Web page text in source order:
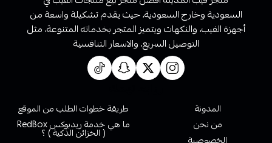
السعودية وخارج السعودية، حيث يقدم تشكيلة واسعة من
أجهزة الفيب، والنكهات ويتميز المتجر بخدماته المتنوعة، مثل
التوصيل السريع، والاسعار التنافسية
المدونة
من نحن
طريقة خطوات الطلب من الموقع
ما هي خدمة ريدبوكس RedBox
( الخزائن الذكية ) ؟